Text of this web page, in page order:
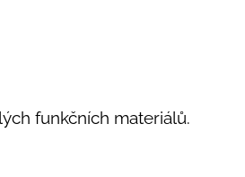
funkčních materiálů.